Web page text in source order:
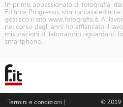
In primis appassionato di fotografia,
Editrice Progresso, storica casa
gestisco il sito www.fotografia.it. Al
nel corso degli anni ho affiancato il
misurazioni di laboratorio riguardanti
smartphone.
Termini e condizioni © 2019